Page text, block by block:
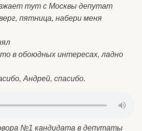
тут с Москвы депутат
пятница, набери меня
в обоюдных интересах, ладно
Андрей, спасибо.
№1 кандидата в депутаты